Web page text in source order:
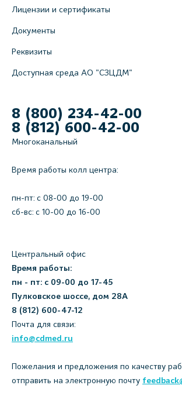
Лицензии и сертификаты
Документы
Реквизиты
Доступная среда АО "СЗЦДМ"
8 (800) 234-42-00
8 (812) 600-42-00
Многоканальный
Время работы колл центра:
пн-пт: c 08-00 до 19-00
сб-вс: с 10-00 до 16-00
Центральный офис
Время работы:
пн - пт: с 09-00 до 17-45
Пулковское шоссе, дом 28А
8 (812) 600-47-12
Почта для связи:
info@cdmed.ru
Пожелания и предложения по качеству
отправить на электронную почту